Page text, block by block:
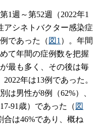
1週～第52週（2022年1
アシネトバクター感染症
であった（ 図1 ）。年間
て年間の症例数を把握
最も多く、その後は毎
年は13例であった。
は男性が8例（62%）、
91歳）であった（ 図
合は46%であり、概ね